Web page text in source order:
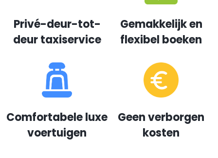
Privé-deur-tot-
deur taxiservice
Gemakkelijk en
flexibel boeken
Comfortabele luxe
voertuigen
Geen verborgen
kosten